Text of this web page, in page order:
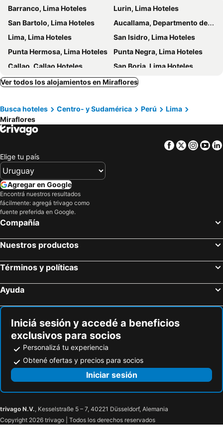
Holiday Inn Lima Miraflores By Ihg
Hotel Maria Luisa
Hotel El Tambo 2
Hotel Las Palmas
Tarata Boutique Hotel
Suites Larco 656
Crowne Plaza Lima By Ihg
Blu Hotel Boutique
Sol de Oro Hotel & Suites
Casa Andina Premium Golf Los Incas
Dazzler by Wyndham Lima San Isidro
Barranco, Lima Hoteles
Lurin, Lima Hoteles
San Bartolo, Lima Hoteles
Aucallama, Departmento de Lima Hoteles
Lima, Lima Hoteles
San Isidro, Lima Hoteles
Punta Hermosa, Lima Hoteles
Punta Negra, Lima Hoteles
Callao, Callao Hoteles
San Borja, Lima Hoteles
Santiago de Surco, Lima Hoteles
La Perla, Callao Hoteles
Ollantaytambo, Cuzco Hoteles
Nazca, Ica Hoteles
Arequipa, Arequipa Hoteles
Ver todos los alojamientos en Miraflores
Busca hoteles Centro- y Sudamérica Perú
Lima
Miraflores
Facebook
Twitter
Elige tu país
Agregar en Google
Encontrá nuestros resultados
fácilmente: agregá trivago como
fuente preferida en Google.
Compañía
Nuestros productos
Términos y políticas
Ayuda
Iniciá sesión y accedé a beneficios
exclusivos para socios
Personalizá tu experiencia
Obtené ofertas y precios para socios
Iniciar sesión
trivago N.V., Kesselstraße 5 – 7, 40221 Düsseldorf, Alemania
Copyright 2026 trivago | Todos los derechos reservados